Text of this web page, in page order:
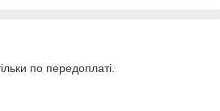
по передоплаті.